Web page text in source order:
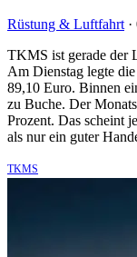
Rüstung & Luftfahrt ·
TKMS ist gerade der
Am Dienstag legte
89,10 Euro. Binnen
zu Buche. Der
Prozent. Das scheint
als nur ein guter
TKMS